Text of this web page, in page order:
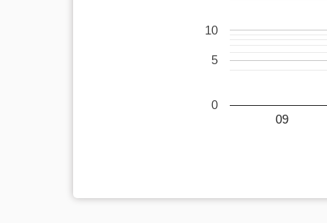
09
0
5
10